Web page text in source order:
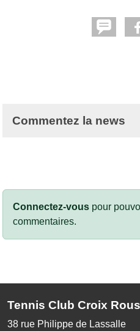
Commentez la news
Connectez-vous pour
commentaires.
Tennis Club Croix
38 rue Philippe de Lassalle